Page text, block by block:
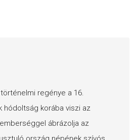
regénye a 16.
hódoltság korába viszi az
ábrázolja az